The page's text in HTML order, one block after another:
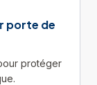
porte de
protéger